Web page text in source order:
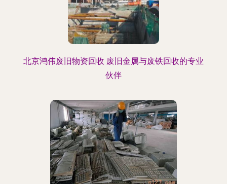
北京鸿伟废旧物资回收 废旧金属与废铁回收的专业
伙伴